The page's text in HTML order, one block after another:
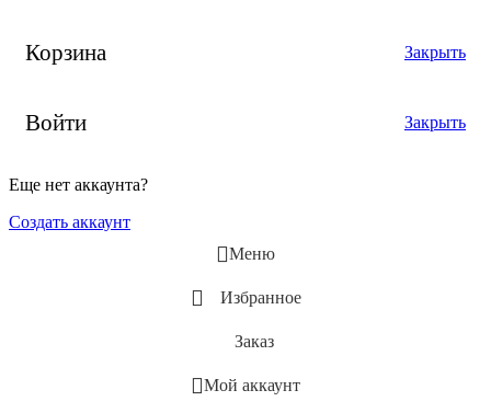
Корзина Закрыть
Войти Закрыть
Еще нет аккаунта?
Создать аккаунт
Меню
Избранное
Заказ
Мой аккаунт